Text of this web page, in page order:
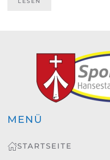
MENÜ
STARTSEITE